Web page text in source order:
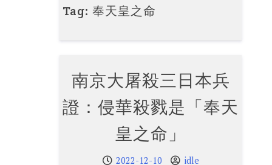
Tag:奉天皇之命
南京大屠殺三日本兵
證：侵華殺戮是「奉天
皇之命」
2022-12-10 idle